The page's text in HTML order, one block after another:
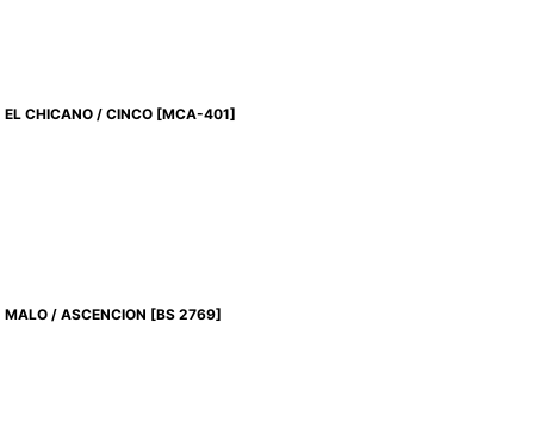
EL CHICANO / CINCO [MCA-401]
MALO / ASCENCION [BS 2769]